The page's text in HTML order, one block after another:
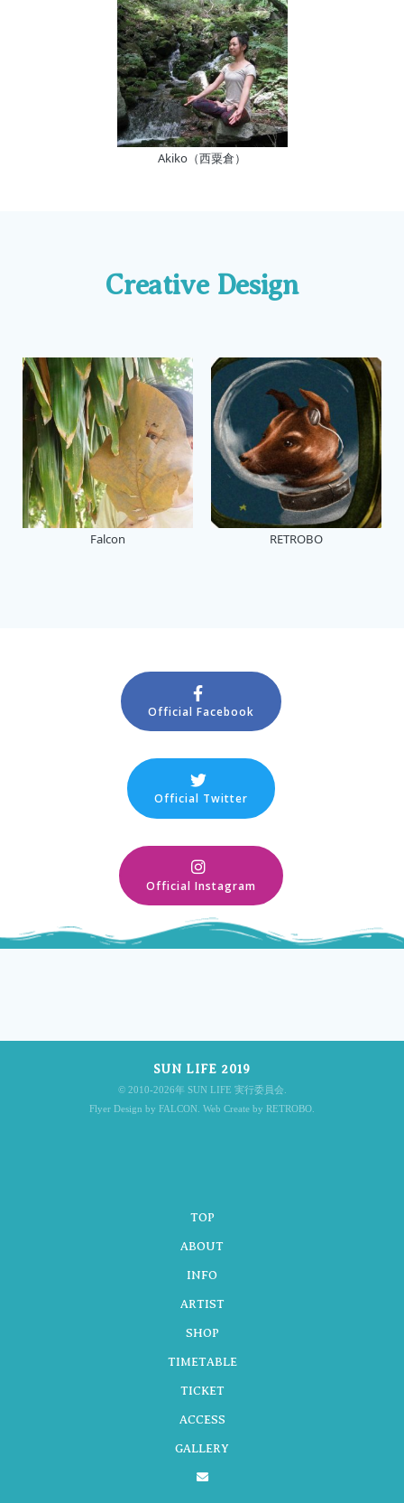
Akiko（西粟倉）
Creative Design
Falcon RETROBO
Official Facebook
Official Twitter
Official Instagram
SUN LIFE 2019
© 2010-2026年 SUN LIFE 実行委員会.
Flyer Design by FALCON. Web Create by RETROBO.
TOP
ABOUT
INFO
ARTIST
SHOP
TIMETABLE
TICKET
ACCESS
GALLERY